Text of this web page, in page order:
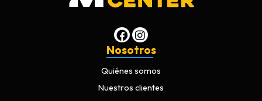
Nosotros
Quiénes somos
Nuestros clientes